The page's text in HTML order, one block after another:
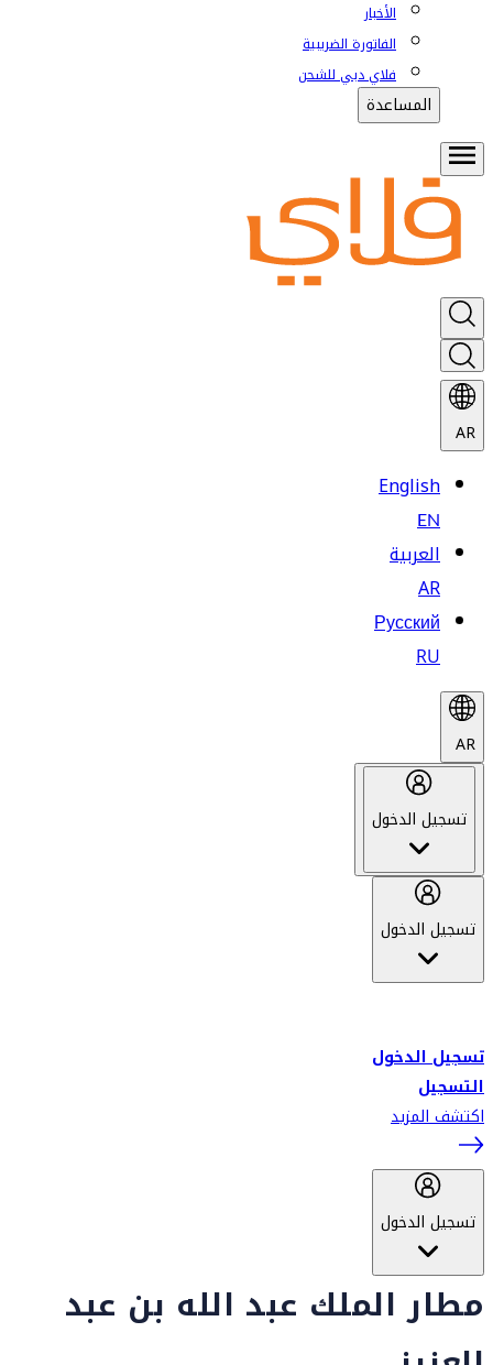
الأخبار
الفاتورة الضريبية
فلاي دبي للشحن
المساعدة
AR
English
EN
العربية
AR
Русский
RU
AR
تسجيل الدخول
تسجيل الدخول
تسجيل الدخول
التسجيل
اكتشف المزيد
تسجيل الدخول
مطار الملك عبد الله بن عبد